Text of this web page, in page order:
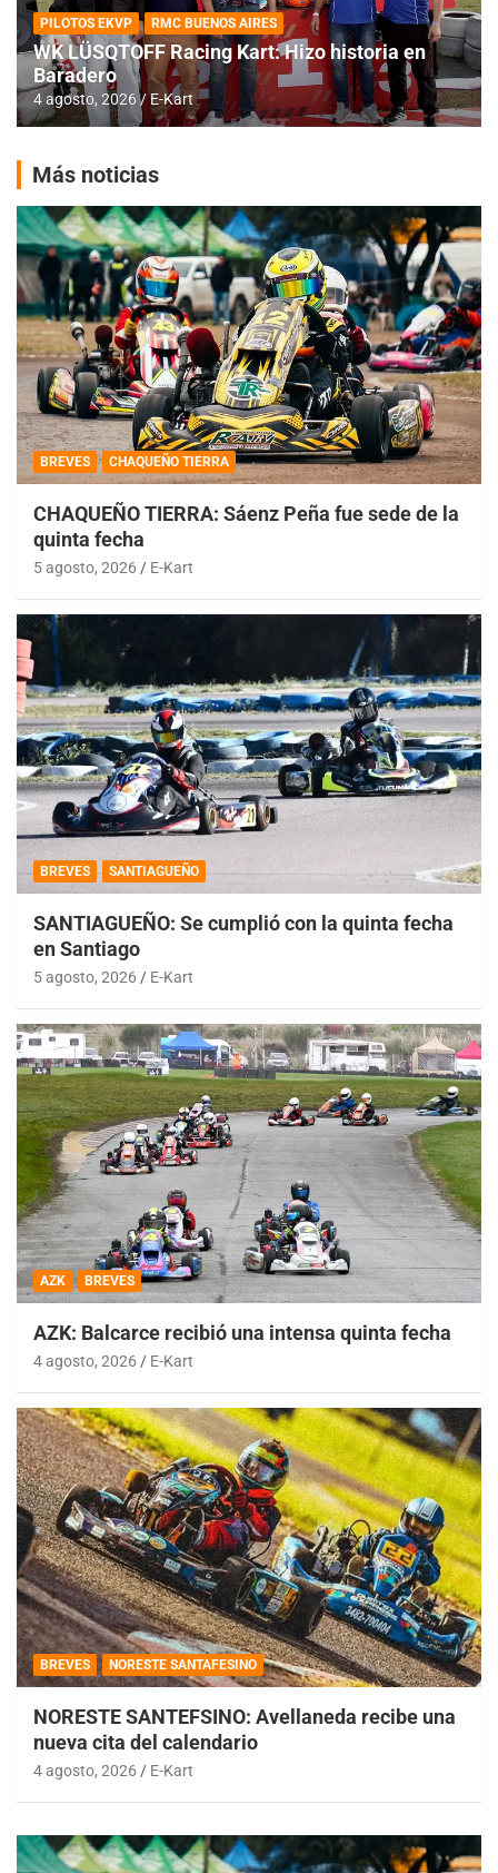
PILOTOS EKVP RMC BUENOS AIRES
WK LÜSQTOFF Racing Kart: Hizo historia en
Baradero
4 agosto, 2026 E-Kart
Más noticias
BREVES CHAQUEÑO TIERRA
CHAQUEÑO TIERRA: Sáenz Peña fue sede de la
quinta fecha
5 agosto, 2026 E-Kart
BREVES SANTIAGUEÑO
SANTIAGUEÑO: Se cumplió con la quinta fecha
en Santiago
5 agosto, 2026 E-Kart
AZK BREVES
AZK: Balcarce recibió una intensa quinta fecha
4 agosto, 2026 E-Kart
BREVES NORESTE SANTAFESINO
NORESTE SANTEFSINO: Avellaneda recibe una
nueva cita del calendario
4 agosto, 2026 E-Kart